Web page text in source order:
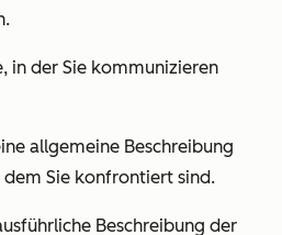
in der Sie kommunizieren
allgemeine Beschreibung
dem Sie konfrontiert sind.
Beschreibung der